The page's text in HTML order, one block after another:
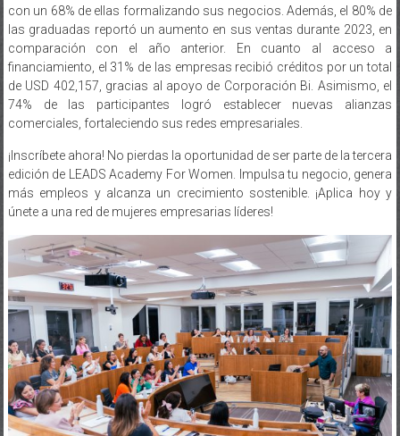
participantes han creado 275 empleos formales y 216 informales,
con un 68% de ellas formalizando sus negocios. Además, el 80% de
las graduadas reportó un aumento en sus ventas durante 2023, en
comparación con el año anterior. En cuanto al acceso a
financiamiento, el 31% de las empresas recibió créditos por un total
de USD 402,157, gracias al apoyo de Corporación Bi. Asimismo, el
74% de las participantes logró establecer nuevas alianzas
¡Inscríbete ahora! No pierdas la oportunidad de ser parte de la tercera
edición de LEADS Academy For Women. Impulsa tu negocio, genera
más empleos y alcanza un crecimiento sostenible. ¡Aplica hoy y